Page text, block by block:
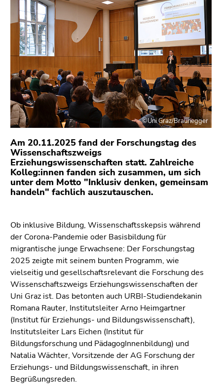
Sie diesen
Link.
Zum
Inhalt
(Zugriffstaste
1)
Zur
Positionsanzeige
(Zugriffstaste
2)
Zur
Hauptnavigation
(Zugriffstaste
3)
Zu
(Zugriffstaste
5)
Zu
den
Seiteneinstellungen
(Benutzer/Sprache)
(Zugriffstaste
8)
Zur
Suche
(Zugriffstaste
9)
©Uni Graz/Braunegger
Am 20.11.2025 fand der Forschungstag des
Wissenschaftszweigs
Erziehungswissenschaften statt. Zahlreiche
Kolleg:innen fanden sich zusammen, um sich
unter dem Motto "Inklusiv denken, gemeinsam
handeln" fachlich auszutauschen.
Ob inklusive Bildung, Wissenschaftsskepsis während
der Corona-Pandemie oder Basisbildung für
migrantische junge Erwachsene: Der Forschungstag
2025 zeigte mit seinem bunten Programm, wie
vielseitig und gesellschaftsrelevant die Forschung des
Wissenschaftszweigs Erziehungswissenschaften der
Uni Graz ist. Das betonten auch URBI-Studiendekanin
Romana Rauter, Institutsleiter Arno Heimgartner
(Institut für Erziehungs- und Bildungswissenschaft),
Institutsleiter Lars Eichen (Institut für
Bildungsforschung und PädagogInnenbildung) und
Natalia Wächter, Vorsitzende der AG Forschung der
Erziehungs- und Bildungswissenschaft, in ihren
Begrüßungsreden.